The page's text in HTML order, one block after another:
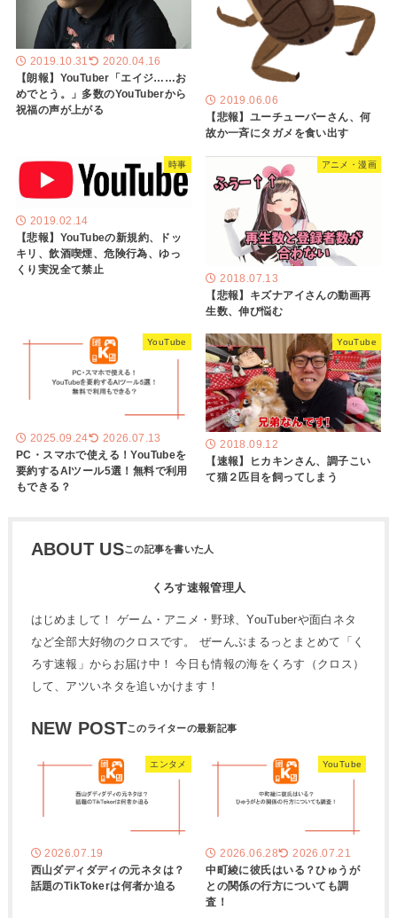
2019.10.31 2020.04.16
【朗報】YouTuber「エイジ……お
めでとう。」多数のYouTuberから
祝福の声が上がる
2019.06.06
【悲報】ユーチューバーさん、何
故か一斉にタガメを食い出す
時事
2019.02.14
【悲報】YouTubeの新規約、ドッ
キリ、飲酒喫煙、危険行為、ゆっ
くり実況全て禁止
アニメ・漫画
2018.07.13
【悲報】キズナアイさんの動画再
生数、伸び悩む
YouTube
2025.09.24 2026.07.13
PC・スマホで使える！YouTubeを
要約するAIツール5選！無料で利用
もできる？
YouTube
2018.09.12
【速報】ヒカキンさん、調子こい
て猫２匹目を飼ってしまう
ABOUT US
くろす速報管理人
はじめまして！ ゲーム・アニメ・野球、YouTuberや面白ネタ
など全部大好物のクロスです。 ぜーんぶまるっとまとめて「く
ろす速報」からお届け中！ 今日も情報の海をくろす（クロス）
して、アツいネタを追いかけます！
NEW POST
エンタメ
2026.07.19
西山ダディダディの元ネタは？
話題のTikTokerは何者か迫る
YouTube
2026.06.28 2026.07.21
中町綾に彼氏はいる？ひゅうが
との関係の行方についても調
査！